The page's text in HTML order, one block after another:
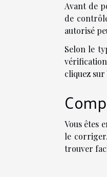
Avant de
de
autorisé
Selon le
cliquez
Vous êtes
le
trouver